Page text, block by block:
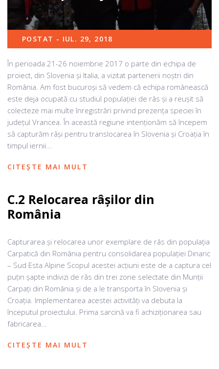
POSTAT - IUL. 29, 2018
În perioada 21-26 noiembrie 2017 o parte din echipa de
proiect, din Slovenia și Italia, a vizitat partenerii noștri din
România. Am fost bucuroși să vedem că echipa românească
este deja ocupată cu studiul populației de râs și a reușit să
colecteze mai multe înregistrări privind prezența speciei în
județul Vrancea. În această regiune intenționăm să începem
să capturăm râși pentru translocarea în Slovenia și Croația în
timpul iernii...
CITEȘTE MAI MULT
C.2 Relocarea râșilor din
România
Capturarea și relocarea unor exemplare de râs din populația
Carpatică din România pentru consolidarea populației Dinaric
– Sud Esta Alpine Scopul acestei acțiuni este de a captura cel
puțin șapte indivizi de râs din trei zone selectate din Munții
Carpați din România și de a le transporta în Slovenia și
Croația. Implementarea acestei activități va debuta la
începutul proiectului. Prima sarcină va fi achiziționarea sau
fabricarea...
CITEȘTE MAI MULT